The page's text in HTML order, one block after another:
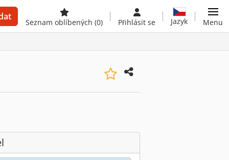
Seznam oblíbených (0) Přihlásit se Jazyk Menu